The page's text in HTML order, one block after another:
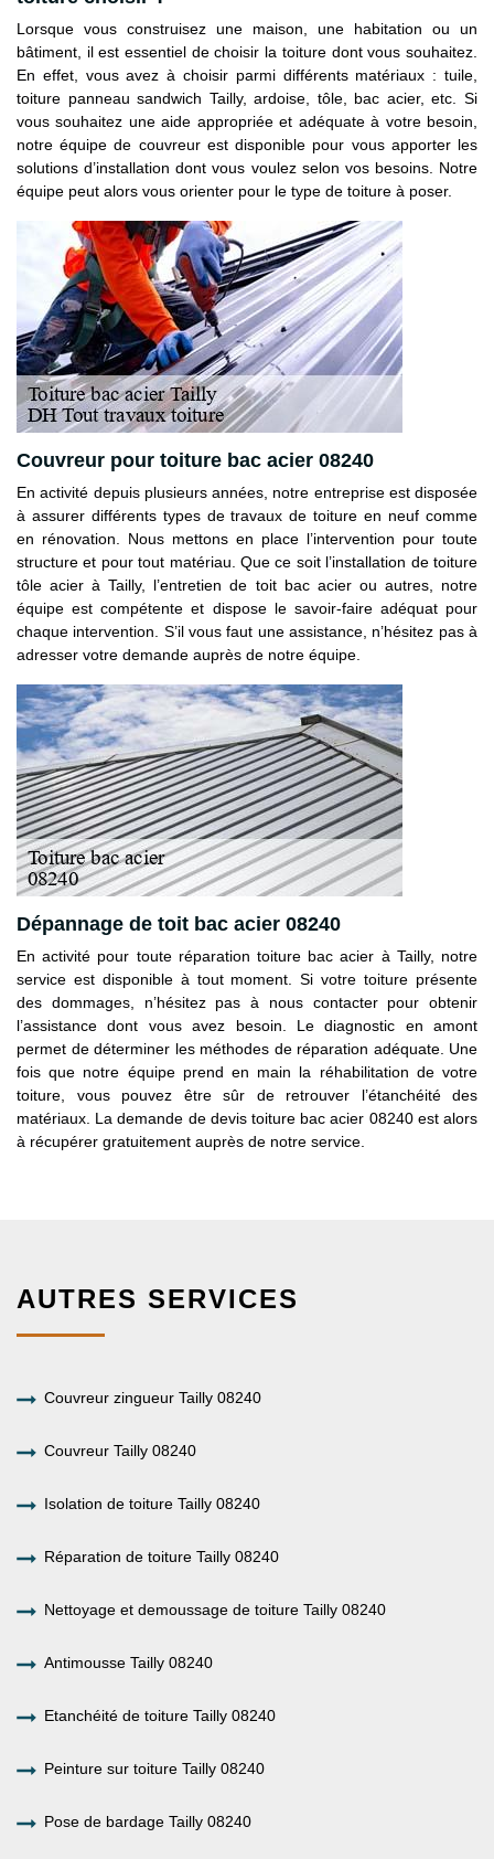
Lorsque vous construisez une maison, une habitation ou un
bâtiment, il est essentiel de choisir la toiture dont vous souhaitez.
En effet, vous avez à choisir parmi différents matériaux : tuile,
toiture panneau sandwich Tailly, ardoise, tôle, bac acier, etc. Si
vous souhaitez une aide appropriée et adéquate à votre besoin,
notre équipe de couvreur est disponible pour vous apporter les
solutions d’installation dont vous voulez selon vos besoins. Notre
équipe peut alors vous orienter pour le type de toiture à poser.
Couvreur pour toiture bac acier 08240
En activité depuis plusieurs années, notre entreprise est disposée
à assurer différents types de travaux de toiture en neuf comme
en rénovation. Nous mettons en place l’intervention pour toute
structure et pour tout matériau. Que ce soit l’installation de toiture
tôle acier à Tailly, l’entretien de toit bac acier ou autres, notre
équipe est compétente et dispose le savoir-faire adéquat pour
chaque intervention. S’il vous faut une assistance, n’hésitez pas à
adresser votre demande auprès de notre équipe.
Dépannage de toit bac acier 08240
En activité pour toute réparation toiture bac acier à Tailly, notre
service est disponible à tout moment. Si votre toiture présente
des dommages, n’hésitez pas à nous contacter pour obtenir
l’assistance dont vous avez besoin. Le diagnostic en amont
permet de déterminer les méthodes de réparation adéquate. Une
fois que notre équipe prend en main la réhabilitation de votre
toiture, vous pouvez être sûr de retrouver l’étanchéité des
matériaux. La demande de devis toiture bac acier 08240 est alors
à récupérer gratuitement auprès de notre service.
AUTRES SERVICES
Couvreur zingueur Tailly 08240
Couvreur Tailly 08240
Isolation de toiture Tailly 08240
Réparation de toiture Tailly 08240
Nettoyage et demoussage de toiture Tailly 08240
Antimousse Tailly 08240
Etanchéité de toiture Tailly 08240
Peinture sur toiture Tailly 08240
Pose de bardage Tailly 08240